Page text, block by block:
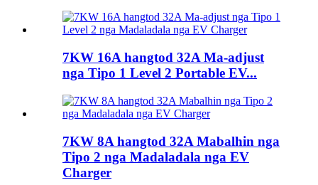
7KW 16A hangtod 32A Ma-adjust
nga Tipo 1 Level 2 Portable EV...
7KW 8A hangtod 32A Mabalhin nga
Tipo 2 nga Madaladala nga EV
Charger